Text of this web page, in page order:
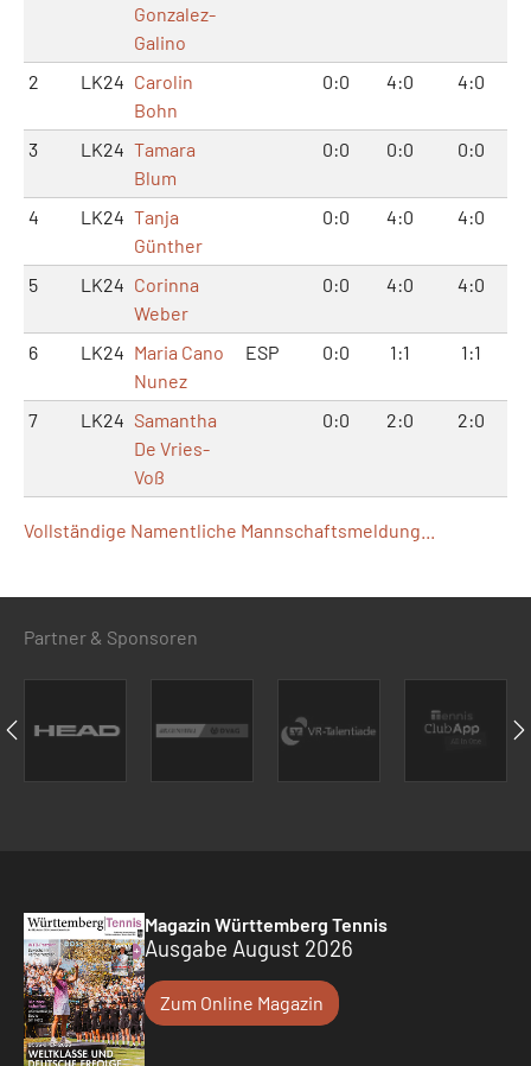
Gonzalez-
Galino
2 LK24 Carolin
Bohn
0:0 4:0 4:0
3 LK24 Tamara
Blum
0:0 0:0 0:0
4 LK24 Tanja
Günther
0:0 4:0 4:0
5 LK24 Corinna
Weber
0:0 4:0 4:0
6 LK24 Maria Cano
Nunez
ESP 0:0 1:1 1:1
7 LK24 Samantha
De Vries-
Voß
0:0 2:0 2:0
Vollständige Namentliche Mannschaftsmeldung...
Partner & Sponsoren
Magazin Württemberg Tennis
Ausgabe August 2026
Zum Online Magazin